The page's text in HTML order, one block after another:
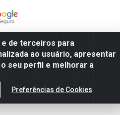
de terceiros para
ao usuário, apresentar
seu perfil e melhorar a
Preferências de Cookies
de Alimentos Ltda - Rua José
de Alimentos Ltda - Rua